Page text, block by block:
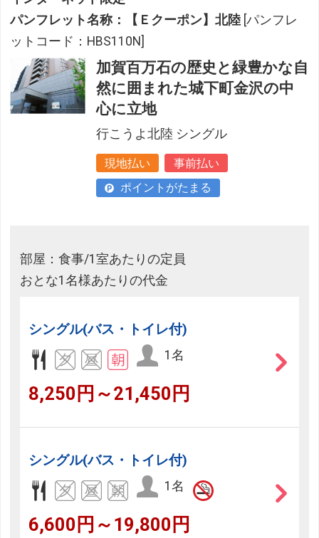
パンフレット名称：【Ｅクーポン】北陸 [パンフレ
ットコード：HBS110N]
加賀百万石の歴史と緑豊かな自
然に囲まれた城下町金沢の中
心に立地
行こうよ北陸 シングル
現地払い
事前払い
ポイントがたまる
部屋：食事/1室あたりの定員
おとな1名様あたりの代金
シングル(バス・トイレ付)
1名
8,250円～21,450円
シングル(バス・トイレ付)
1名
6,600円～19,800円